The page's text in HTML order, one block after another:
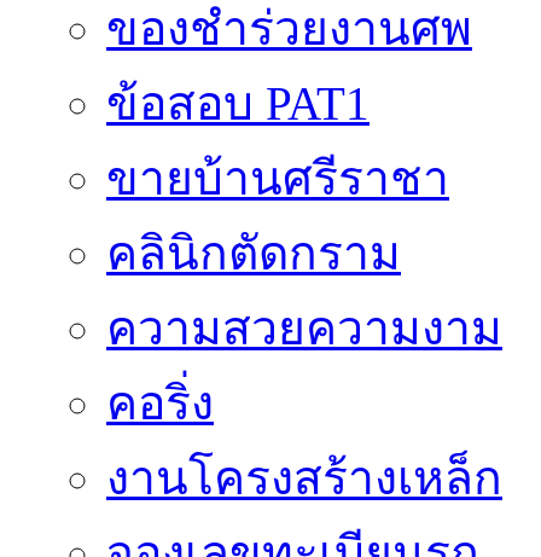
ของชำร่วยงานศพ
ข้อสอบ PAT1
ขายบ้านศรีราชา
คลินิกตัดกราม
ความสวยความงาม
คอริ่ง
งานโครงสร้างเหล็ก